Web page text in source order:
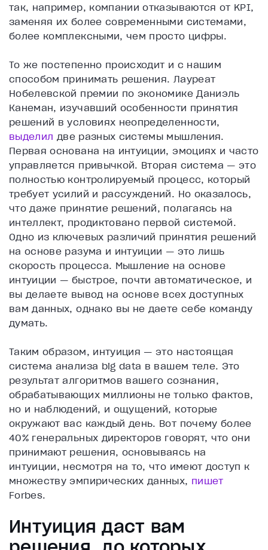
так, например, компании отказываются от KPI,
заменяя их более современными системами,
более комплексными, чем просто цифры.
То же постепенно происходит и с нашим
способом принимать решения. Лауреат
Нобелевской премии по экономике Даниэль
Канеман, изучавший особенности принятия
решений в условиях неопределенности,
выделил две разных системы мышления.
Первая основана на интуиции, эмоциях и часто
управляется привычкой. Вторая система — это
полностью контролируемый процесс, который
требует усилий и рассуждений. Но оказалось,
что даже принятие решений, полагаясь на
интеллект, продиктовано первой системой.
Одно из ключевых различий принятия решений
на основе разума и интуиции — это лишь
скорость процесса. Мышление на основе
интуиции — быстрое, почти автоматическое, и
вы делаете вывод на основе всех доступных
вам данных, однако вы не даете себе команду
думать.
Таким образом, интуиция — это настоящая
система анализа big data в вашем теле. Это
результат алгоритмов вашего сознания,
обрабатывающих миллионы не только фактов,
но и наблюдений, и ощущений, которые
окружают вас каждый день. Вот почему более
40% генеральных директоров говорят, что они
принимают решения, основываясь на
интуиции, несмотря на то, что имеют доступ к
множеству эмпирических данных, пишет
Forbes.
Интуиция даст вам